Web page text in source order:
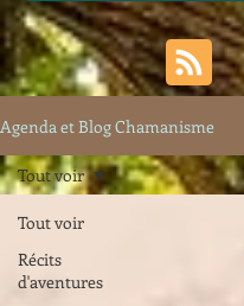
Agenda et Blog Chamanisme
Tout voir
Récits
d'aventures
Tout voir